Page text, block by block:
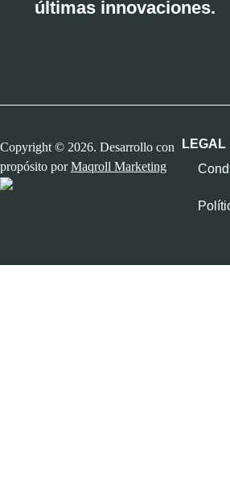
últimas innovaciones.
Copyright © 2026. Desarrollo con
propósito porMaqroll Marketing
LEGAL